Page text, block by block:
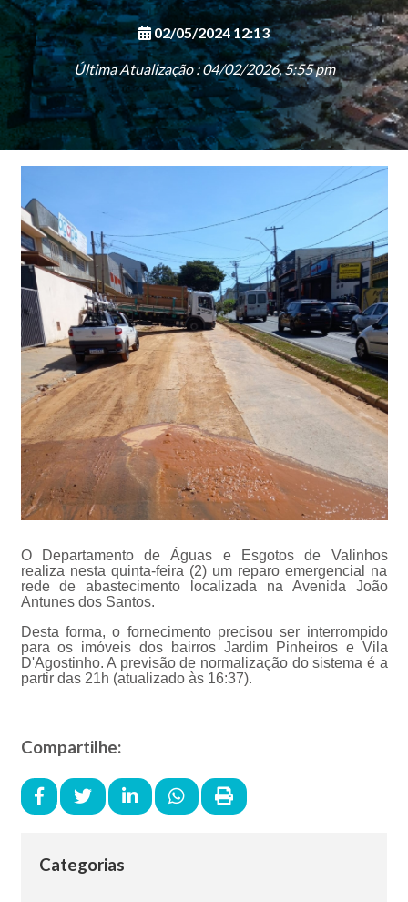
02/05/2024 12:13
Última Atualização : 04/02/2026, 5:55 pm
O Departamento de Águas e Esgotos de Valinhos
realiza nesta quinta-feira (2) um reparo emergencial na
rede de abastecimento localizada na Avenida João
Antunes dos Santos.
Desta forma, o fornecimento precisou ser interrompido
para os imóveis dos bairros Jardim Pinheiros e Vila
D'Agostinho. A previsão de normalização do sistema é a
partir das 21h (atualizado às 16:37).
Compartilhe:
Categorias